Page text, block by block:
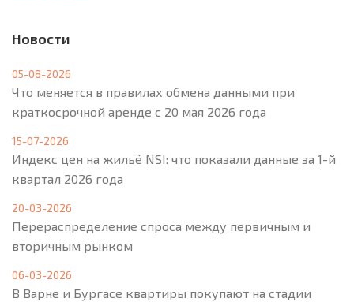
Новости
05-08-2026
Что меняется в правилах обмена данными при
краткосрочной аренде с 20 мая 2026 года
15-07-2026
Индекс цен на жильё NSI: что показали данные за 1-й
квартал 2026 года
20-03-2026
Перераспределение спроса между первичным и
вторичным рынком
06-03-2026
В Варне и Бургасе квартиры покупают на стадии